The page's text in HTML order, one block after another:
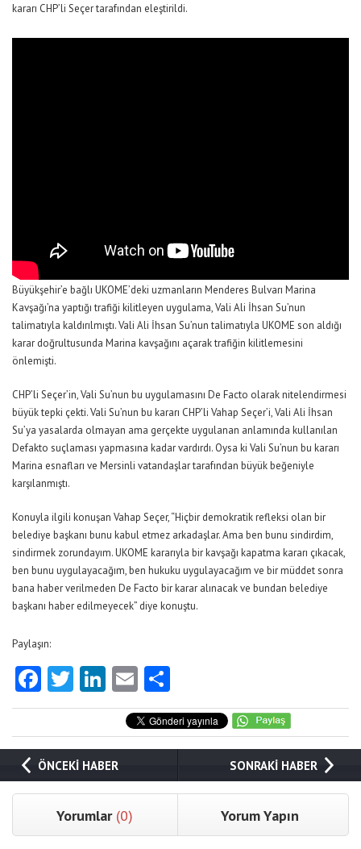
kararı CHP’li Seçer tarafından eleştirildi.
Büyükşehir’e bağlı UKOME’deki uzmanların Menderes Bulvarı Marina
Kavşağı’na yaptığı trafiği kilitleyen uygulama, Vali Ali İhsan Su’nun
talimatıyla kaldırılmıştı. Vali Ali İhsan Su’nun talimatıyla UKOME son aldığı
karar doğrultusunda Marina kavşağını açarak trafiğin kilitlemesini
önlemişti.
CHP’li Seçer’in, Vali Su’nun bu uygulamasını De Facto olarak nitelendirmesi
büyük tepki çekti. Vali Su’nun bu kararı CHP’li Vahap Seçer’i, Vali Ali İhsan
Su’ya yasalarda olmayan ama gerçekte uygulanan anlamında kullanılan
Defakto suçlaması yapmasına kadar vardırdı. Oysa ki Vali Su’nun bu kararı
Marina esnafları ve Mersinli vatandaşlar tarafından büyük beğeniyle
karşılanmıştı.
Konuyla ilgili konuşan Vahap Seçer, “Hiçbir demokratik refleksi olan bir
belediye başkanı bunu kabul etmez arkadaşlar. Ama ben bunu sindirdim,
sindirmek zorundayım. UKOME kararıyla bir kavşağı kapatma kararı çıkacak,
ben bunu uygulayacağım, ben hukuku uygulayacağım ve bir müddet sonra
bana haber verilmeden De Facto bir karar alınacak ve bundan belediye
başkanı haber edilmeyecek” diye konuştu.
Paylaşın:
Facebook
Twitter
LinkedIn
Email
ÖNCEKİ HABER SONRAKİ HABER
Yorumlar (0) Yorum Yapın